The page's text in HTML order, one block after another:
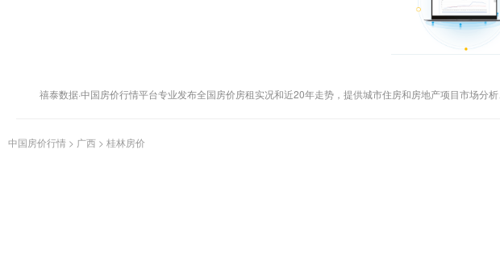
禧泰数据·中国房价行情平台专业发布全国房价房租实况和近20年走势，提供城市住房和房地产项目市场分
中国房价行情 > 广西 > 桂林房价